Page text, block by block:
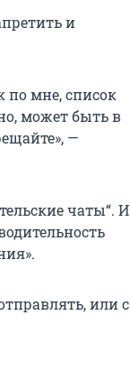
и
по мне, список
может быть в
—
чаты“. И
или с